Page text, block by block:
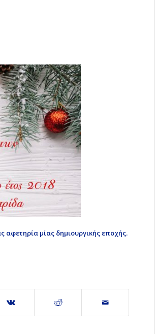
αφετηρία μίας δημιουργικής εποχής.